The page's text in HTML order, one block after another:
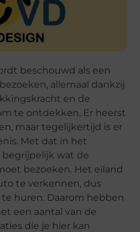
beschouwd als een
allemaal dankzij
en de
te ontdekken. Er heerst
maar tegelijkertijd is er
Met dat in het
wat de
bezoeken. Het eiland
te verkennen, dus
huren. Daarom hebben
een aantal van de
die je hier kan